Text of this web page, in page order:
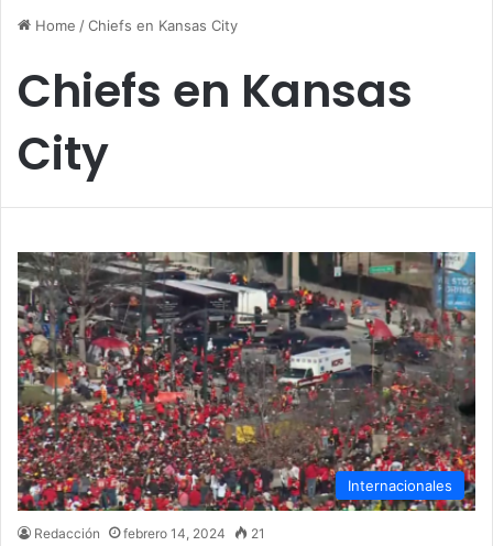
Home /Chiefs en Kansas City
Chiefs en Kansas
City
Internacionales
Redacción febrero 14, 2024 21